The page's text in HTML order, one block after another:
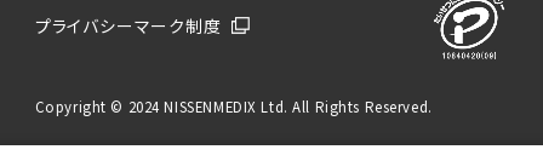
プライバシーマーク制度
Copyright © 2024 NISSENMEDIX Ltd. All Rights Reserved.